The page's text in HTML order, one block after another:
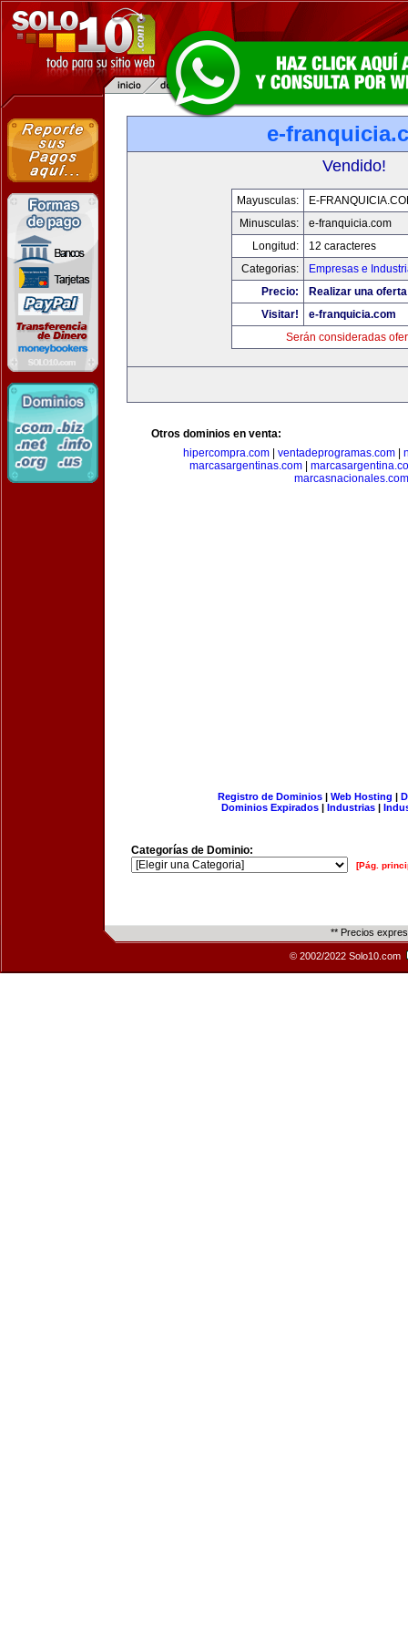
e-
Vendido!
Mayusculas:
E-
Minusculas:
e-franquicia.com
Longitud:
12 caracteres
Categorias:
Empresas e
Precio:
Realizar una
Visitar!
e-franquicia.com
Serán consideradas
Otros dominios en venta:
hipercompra.com
ventadeprogramas.com
marcasargentinas.com
marcasnacionales.com
Registro de Dominios| Web Hosting |
Dominios Expirados | Industrias |
Categorías de Dominio:
[Pág.
** Precios
© 2002/2022 Solo10.com